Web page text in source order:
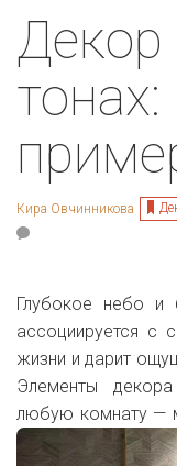
Декор
тонах:
Кира Овчинникова
Глубокое небо и
ассоциируется с
жизни и дарит
Элементы
любую комнату —